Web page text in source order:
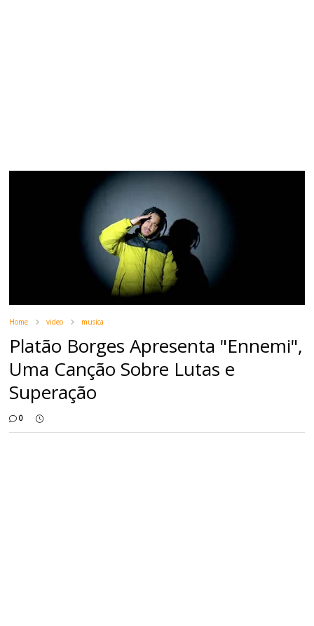
Home video musica
Platão Borges Apresenta "Ennemi",
Uma Canção Sobre Lutas e
Superação
0